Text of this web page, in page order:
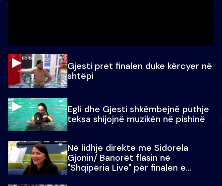
Gjesti pret finalen duke kërcyer në
shtëpi
Egli dhe Gjesti shkëmbejnë puthje
teksa shijojnë muzikën në pishinë
Në lidhje direkte me Sidorela
Gjonin/ Banorët flasin në
"Shqipëria Live" për finalen e